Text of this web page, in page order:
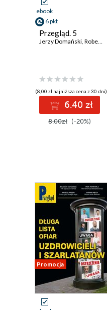
ebook
6 pkt
Przegląd. 5
Jerzy Domański, Robert Walenciak
(8,00 zł najniższa cena z 30 dni)
6.40 zł
8.00zł (-20%)
Promocja